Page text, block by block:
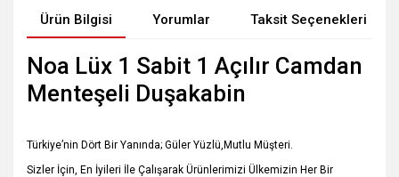
Ürün Bilgisi Yorumlar Taksit Seçenekleri
Noa Lüx 1 Sabit 1 Açılır Camdan
Menteşeli Duşakabin
Türkiye’nin Dört Bir Yanında; Güler Yüzlü,Mutlu Müşteri.
Sizler İçin, En İyileri İle Çalışarak Ürünlerimizi Ülkemizin Her Bir